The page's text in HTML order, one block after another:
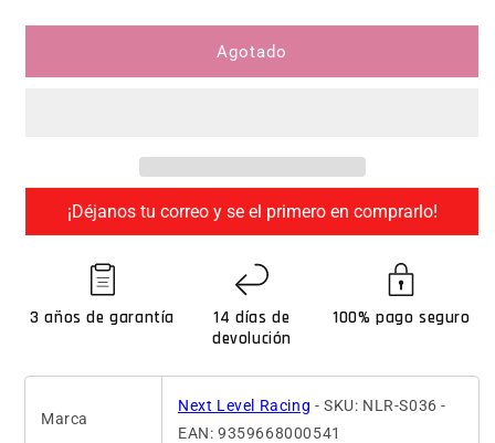
Agotado
¡Déjanos tu correo y se el primero en comprarlo!
3 años de garantía
14 días de
devolución
100% pago seguro
Marca
Next Level Racing - SKU: NLR-S036 -
EAN: 9359668000541